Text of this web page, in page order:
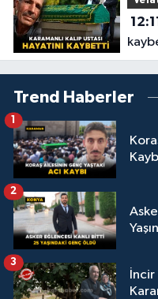
12:11
Trend Haberler
1
2
3